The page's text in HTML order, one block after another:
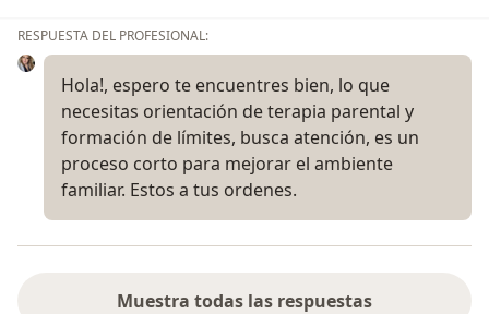
RESPUESTA DEL PROFESIONAL:
Hola!, espero te encuentres bien, lo que
necesitas orientación de terapia parental y
formación de límites, busca atención, es un
proceso corto para mejorar el ambiente
familiar. Estos a tus ordenes.
Muestra todas las respuestas